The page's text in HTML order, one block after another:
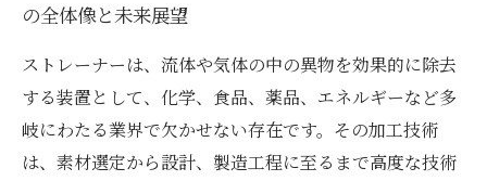
の全体像と未来展望
ストレーナーは、流体や気体の中の異物を効果的に除去
する装置として、化学、食品、薬品、エネルギーなど多
岐にわたる業界で欠かせない存在です。その加工技術
は、素材選定から設計、製造工程に至るまで高度な技術